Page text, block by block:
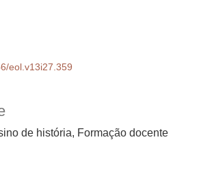
de história, Formação docente
eol.v13i27.359